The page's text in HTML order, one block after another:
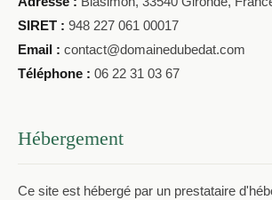
SIRET : 948 227 061 00017
Email : contact@domainedubedat.com
Téléphone : 06 22 31 03 67
Hébergement
Ce site est hébergé par un prestataire